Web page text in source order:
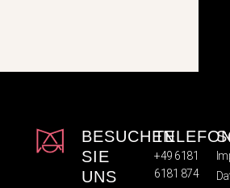
BESUCHEN
SIE
UNS
+49 6181
6181 874